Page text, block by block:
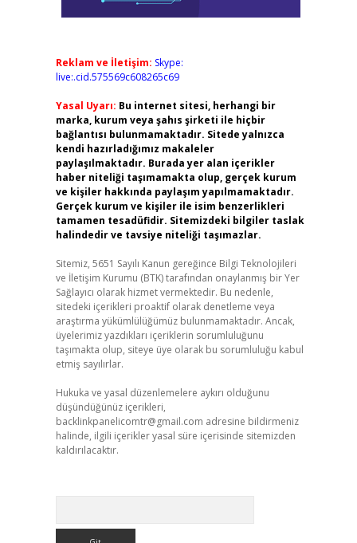
Reklam ve İletişim: Skype:
live:.cid.575569c608265c69
Yasal Uyarı: Bu internet sitesi, herhangi bir
marka, kurum veya şahıs şirketi ile hiçbir
bağlantısı bulunmamaktadır. Sitede yalnızca
kendi hazırladığımız makaleler
paylaşılmaktadır. Burada yer alan içerikler
haber niteliği taşımamakta olup, gerçek kurum
ve kişiler hakkında paylaşım yapılmamaktadır.
Gerçek kurum ve kişiler ile isim benzerlikleri
tamamen tesadüfidir. Sitemizdeki bilgiler taslak
halindedir ve tavsiye niteliği taşımazlar.
Sitemiz, 5651 Sayılı Kanun gereğince Bilgi Teknolojileri
ve İletişim Kurumu (BTK) tarafından onaylanmış bir Yer
Sağlayıcı olarak hizmet vermektedir. Bu nedenle,
sitedeki içerikleri proaktif olarak denetleme veya
araştırma yükümlülüğümüz bulunmamaktadır. Ancak,
üyelerimiz yazdıkları içeriklerin sorumluluğunu
taşımakta olup, siteye üye olarak bu sorumluluğu kabul
etmiş sayılırlar.
Hukuka ve yasal düzenlemelere aykırı olduğunu
düşündüğünüz içerikleri,
backlinkpanelicomtr@gmail.com adresine bildirmeniz
halinde, ilgili içerikler yasal süre içerisinde sitemizden
kaldırılacaktır.